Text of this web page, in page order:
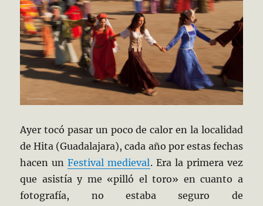
Ayer tocó pasar un poco de calor en la localidad
de Hita (Guadalajara), cada año por estas fechas
hacen unFestival medieval. Era la primera vez
que asistía y me «pilló el toro» en cuanto a
fotografía, no estaba seguro de